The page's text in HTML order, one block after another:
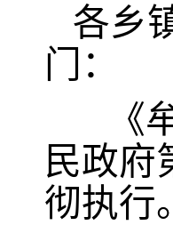
各乡
门：
《
民政府
彻执行。